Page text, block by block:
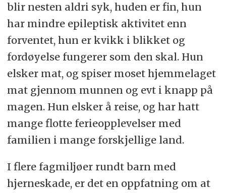
blir nesten aldri syk, huden er fin, hun
har mindre epileptisk aktivitet enn
forventet, hun er kvikk i blikket og
fordøyelse fungerer som den skal. Hun
elsker mat, og spiser moset hjemmelaget
mat gjennom munnen og evt i knapp på
magen. Hun elsker å reise, og har hatt
mange flotte ferieopplevelser med
familien i mange forskjellige land.
I flere fagmiljøer rundt barn med
hjerneskade, er det en oppfatning om at